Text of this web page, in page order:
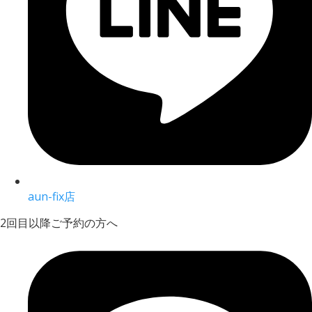
aun-fix店
2回目以降ご予約の方へ